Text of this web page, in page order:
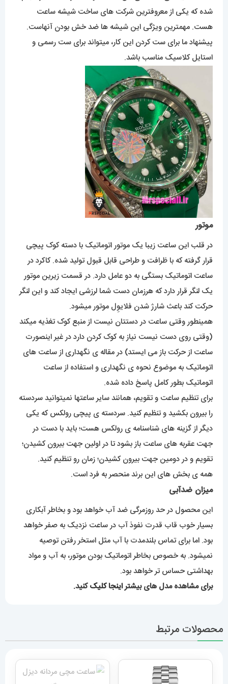
شده که یکی از معروفترین شرکت های ساخت شیشه ساعت
هست. مهمترین ویژگی این شیشه ها ضد خش بودن آنهاست.
پیشنهاد ما برای ست کردن این کار، میتواند برای ست رسمی و
استایل کلاسیک مناسب باشد.
موتور
در قلب این ساعت زیبا یک موتور اتوماتیک با دسته کوک پیچی
قرار گرفته که با ظرافت و طراحی قابل قبول تولید شده. کاکرد در
ساعت اتوماتیک بستگی به دو عامل دارد. در قسمت زیرین موتور
یک لنگر قرار دارد که هرزمان دست شما لرزشی ایجاد کند و این لنگر
حرکت کند باعث شارژ شدن فلایوِل موتور میشود.
همینطور وقتی ساعت در دستتان نیست از منبع کوک تغذیه میکند
(وقتی روی دست نیست نیاز به کوک کردن دارد در غیر اینصورت
ساعت از حرکت باز می ایستد) در مقاله ی نگهداری از ساعت های
اتوماتیک به موضوع نحوه ی نگهداری و استفاده از ساعت
اتوماتیک بطور کامل پاسخ داده شده.
برای تنظیم ساعت و تقویم، همانند سایر ساعتها نمیتوانید سردسته
را بیرون بکشید و تنظیم کنید. سردسته ی پیچی رولکس که یکی
دیگر از گزینه های شناسنامه ی رولکس هست؛ باید با دست در
جهت عقربه های ساعت باز بشود تا در اولین جهت بیرون کشیدن؛
تقویم و در دومین جهت بیرون کشیدن؛ زمان رو تنظیم کنید.
همه ی بخش های این برند منحصر به فرد است.
میزان ضدآبی
این محصول در حد روزمرگی ضد آب خواهد بود و بخاطر آبکاری
بسیار خوب قاب قدرت نفوذ آب در ساعت نزدیک به صفر خواهد
بود. اما برای تماس بلندمدت با آب مثل استخر رفتن توصیه
نمیشود. به خصوص بخاطر اتوماتیک بودن موتور، به آب و مواد
بهداشتی حساس تر خواهد بود.
برای مشاهده مدل های بیشتراینجا کلیککنید.
محصولات مرتبط